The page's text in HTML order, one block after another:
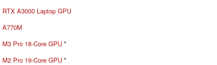
RTX A3000 Laptop GPU
A770M
M3 Pro 18-Core GPU *
M2 Pro 19-Core GPU *